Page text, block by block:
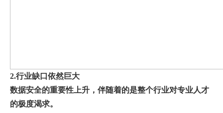
2.行业缺口依然巨大
数据安全的重要性上升，伴随着的是整个行业对专业人才
的极度渴求。